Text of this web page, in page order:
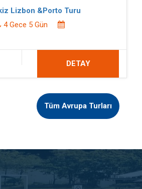
Lizbon &Porto Turu
4 Gece 5 Gün
DETAY
Tüm Avrupa Turları